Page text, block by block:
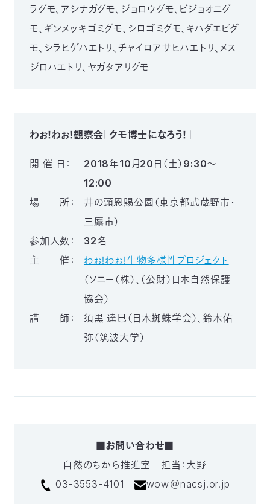
ラグモ、アシナガグモ、ジョロウグモ、ビジョオニグ
モ、ギンメッキゴミグモ、シロゴミグモ、キハダエビグ
モ、シラヒゲハエトリ、チャイロアサヒハエトリ、メス
ジロハエトリ、ヤガタアリグモ
わぉ！わぉ！観察会「クモ博士になろう！」
開 催 日：
2018年10月20日（土）9:30～
12:00
場 所：
井の頭恩賜公園（東京都武蔵野市・
三鷹市）
参加人数：
32名
主 催：
わぉ！わぉ！生物多様性プロジェクト
（ソニー（株）、（公財）日本自然保護
協会）
講 師：
須黒 達巳（日本蜘蛛学会）、鈴木佑
弥（筑波大学）
■お問い合わせ■
自然のちから推進室 担当：大野
03-3553-4101
wow＠nacsj.or.jp